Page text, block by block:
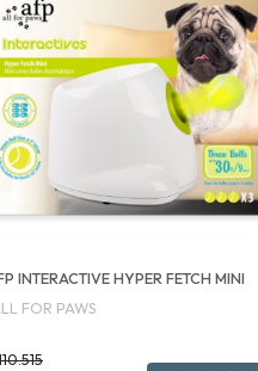
INTERACTIVE HYPER FETCH MINI
FOR PAWS